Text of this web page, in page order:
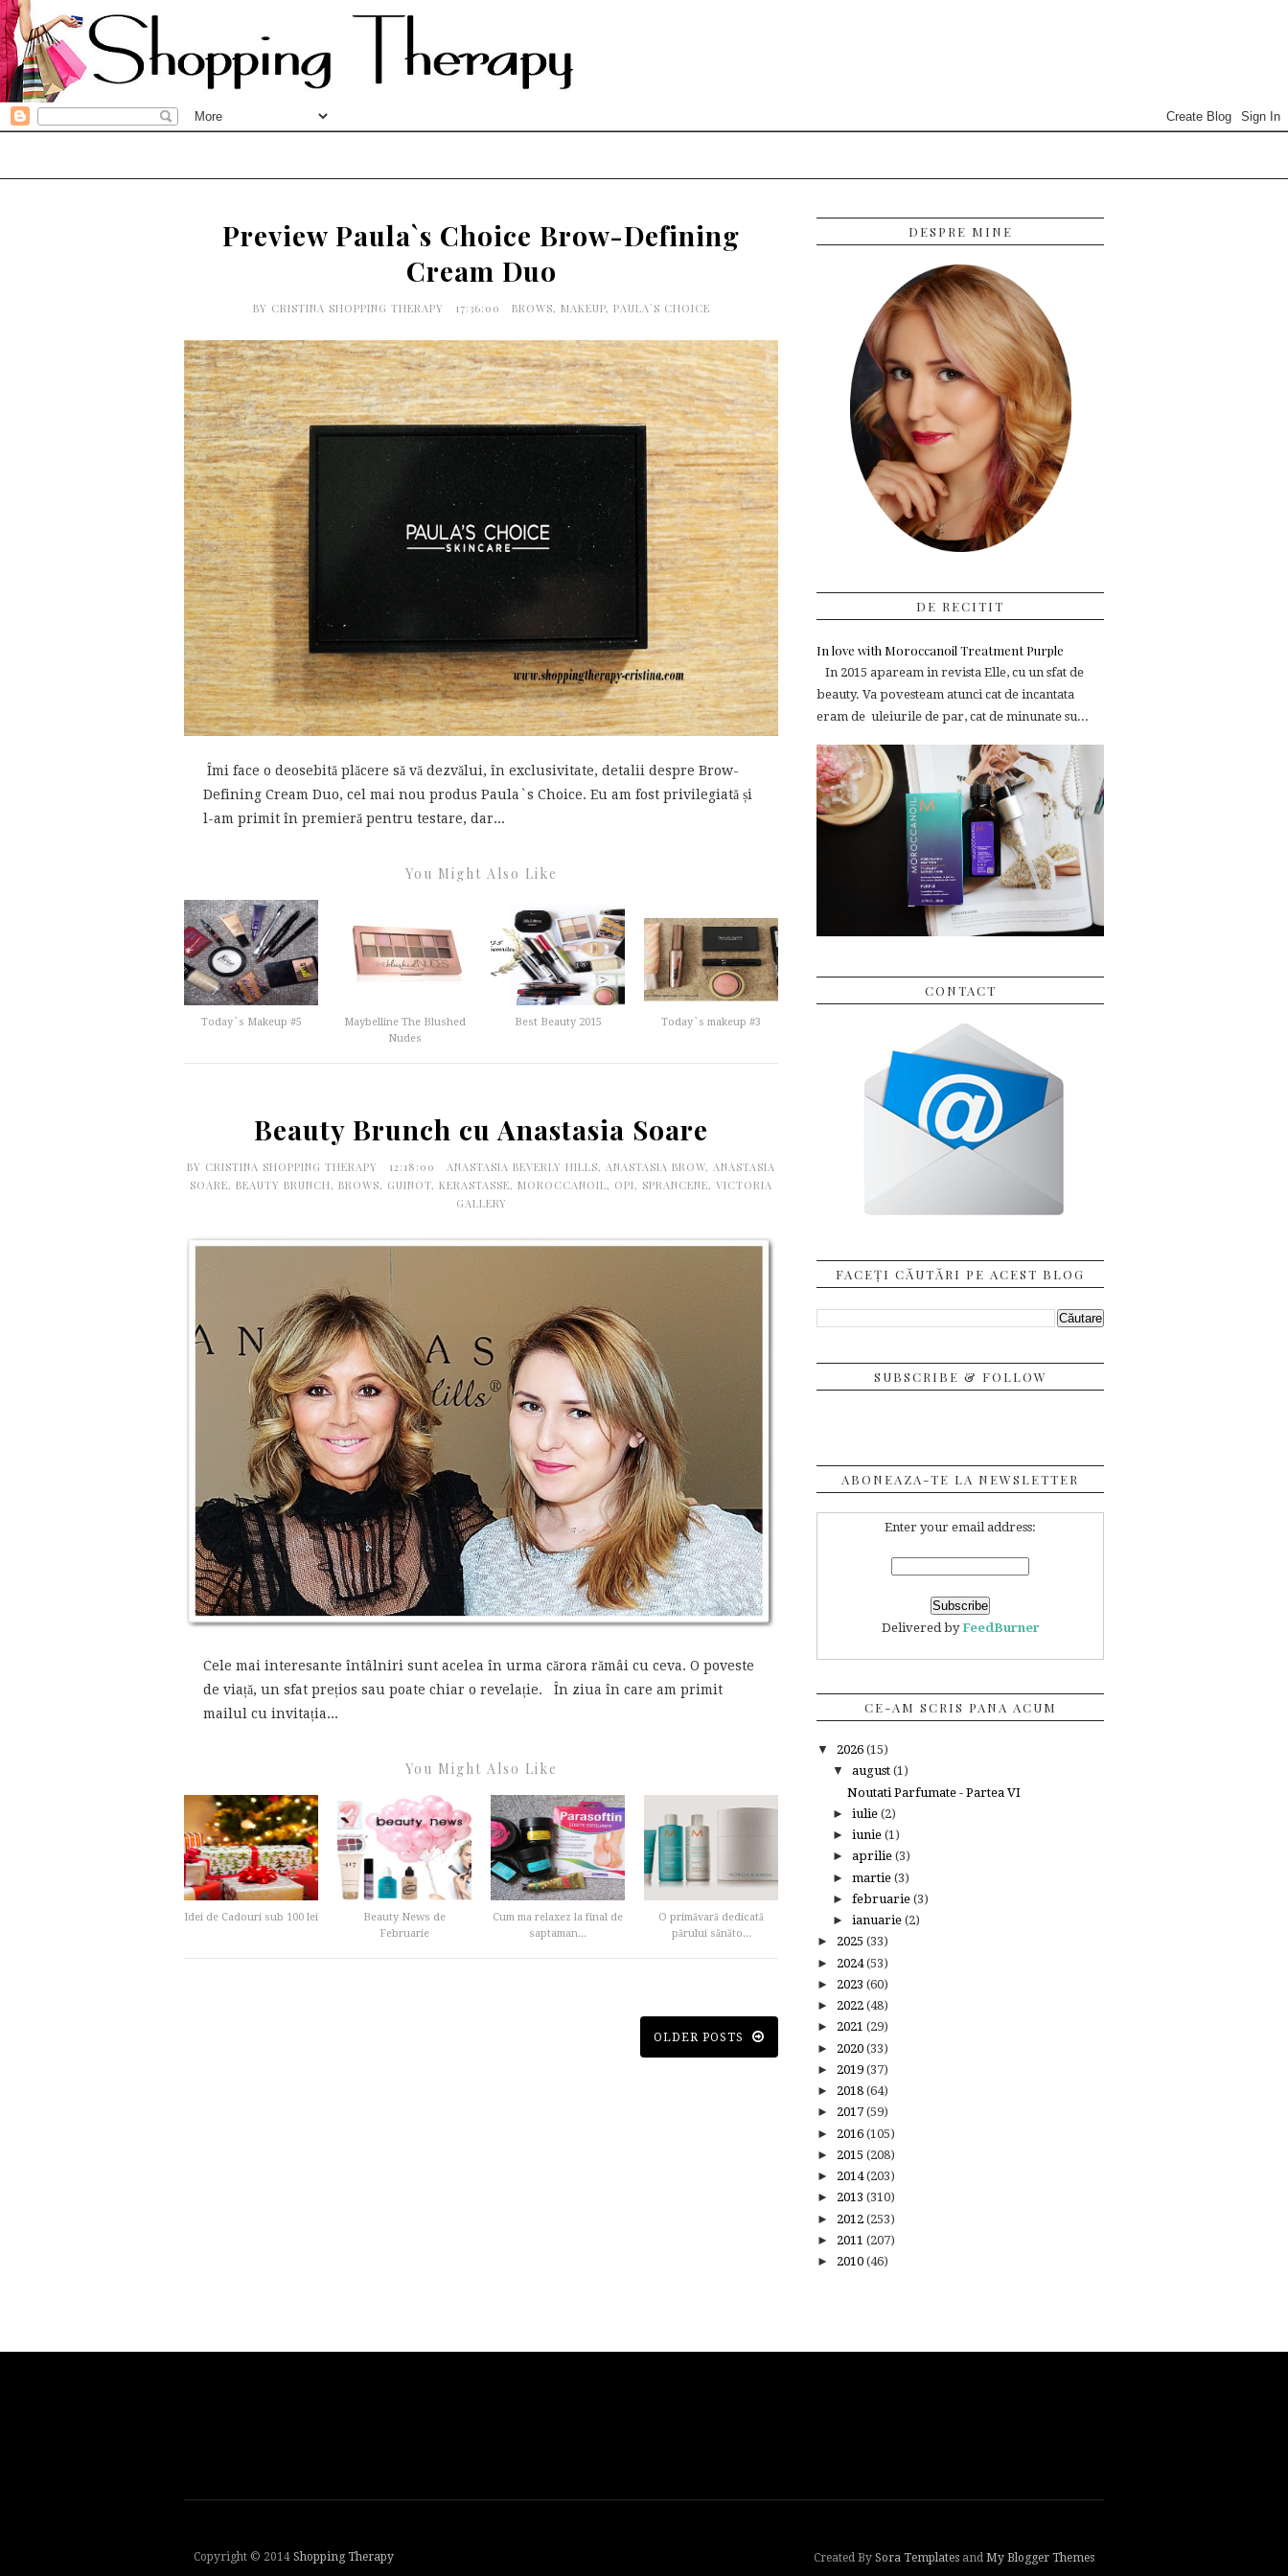
Preview Paula`s Choice Brow-Defining
Cream Duo
BY CRISTINA SHOPPING THERAPY 17:36:00 BROWS, MAKEUP, PAULA`S CHOICE
Îmi face o deosebită plăcere să vă dezvălui, în exclusivitate, detalii despre Brow-
Defining Cream Duo, cel mai nou produs Paula`s Choice. Eu am fost privilegiată și
l-am primit în premieră pentru testare, dar...
You Might Also Like
Today`s Makeup #5
Maybelline The Blushed
Nudes
Best Beauty 2015 Today`s makeup #3
Beauty Brunch cu Anastasia Soare
BY CRISTINA SHOPPING THERAPY 12:18:00 ANASTASIA BEVERLY HILLS, ANASTASIA BROW, ANASTASIA
SOARE, BEAUTY BRUNCH, BROWS, GUINOT, KERASTASSE, MOROCCANOIL, OPI, SPRANCENE, VICTORIA
GALLERY
Cele mai interesante întâlniri sunt acelea în urma cărora rămâi cu ceva. O poveste
de viață, un sfat prețios sau poate chiar o revelație. În ziua în care am primit
mailul cu invitația...
You Might Also Like
Idei de Cadouri sub 100 lei
Beauty News de
Februarie
Cum ma relaxez la final de
saptaman...
O primăvară dedicată
părului sănăto...
OLDER POSTS
DESPRE MINE
DE RECITIT
In love with Moroccanoil Treatment Purple
In 2015 apaream in revista Elle, cu un sfat de
beauty. Va povesteam atunci cat de incantata
eram de uleiurile de par, cat de minunate su...
CONTACT
FACEȚI CĂUTĂRI PE ACEST BLOG
SUBSCRIBE & FOLLOW
ABONEAZA-TE LA NEWSLETTER
Enter your email address:
Delivered byFeedBurner
CE-AM SCRIS PANA ACUM
▼ 2026 (15)
▼ august (1)
Noutati Parfumate - Partea VI
► iulie (2)
► iunie (1)
► aprilie (3)
► martie (3)
► februarie (3)
► ianuarie (2)
► 2025 (33)
► 2024(53)
► 2023 (60)
► 2022 (48)
► 2021 (29)
► 2020 (33)
► 2019 (37)
► 2018 (64)
► 2017 (59)
► 2016 (105)
► 2015 (208)
► 2014(203)
► 2013 (310)
► 2012 (253)
► 2011 (207)
► 2010 (46)
Copyright © 2014 Shopping Therapy Created By Sora Templates and My Blogger Themes